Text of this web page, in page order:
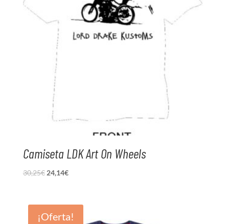
Camiseta LDK Art On Wheels
30,25€ El
era:
30,25€.
24,14€El
es:
24,14€.
¡Oferta!